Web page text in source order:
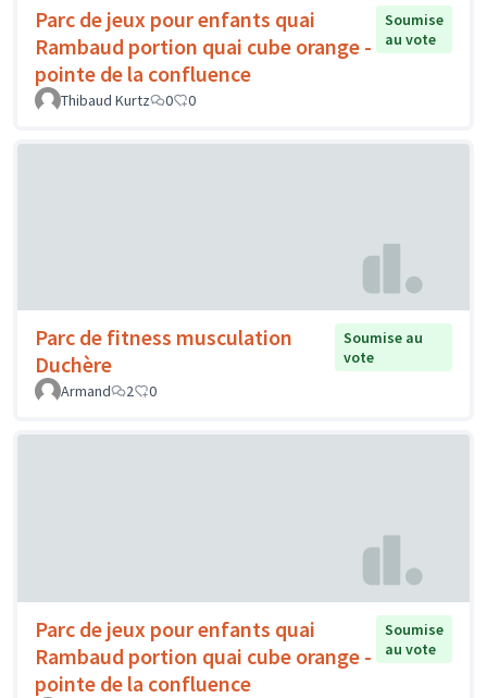
Parc de jeux pour enfants quai
Rambaud portion quai cube orange -
pointe de la confluence
Soumise
au vote
Thibaud Kurtz 0 0
Parc de fitness musculation
Duchère
Soumise au
vote
Armand
2 0
Parc de jeux pour enfants quai
Rambaud portion quai cube orange -
pointe de la confluence
Soumise
au vote